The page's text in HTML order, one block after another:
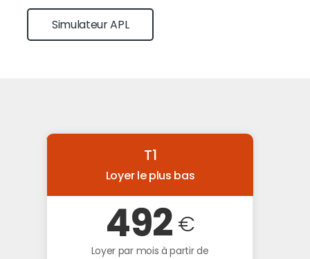
Simulateur APL
T1
Loyer le plus bas
492 €
Loyer par mois à partir de